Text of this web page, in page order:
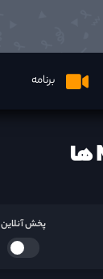
برنامه
پخش آنلاین